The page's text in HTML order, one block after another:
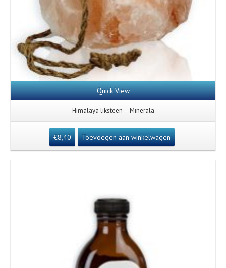
Quick View
Himalaya liksteen – Minerala
€8,40 Toevoegen aan winkelwagen